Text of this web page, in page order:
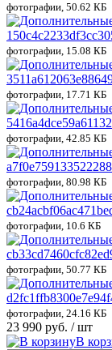
фотографии, 50.62 КБ
фотографии, 15.08 КБ
фотографии, 17.71 КБ
фотографии, 42.85 КБ
фотографии, 80.98 КБ
фотографии, 10.6 КБ
фотографии, 50.77 КБ
фотографии, 24.16 КБ
23 990 руб. / шт
В